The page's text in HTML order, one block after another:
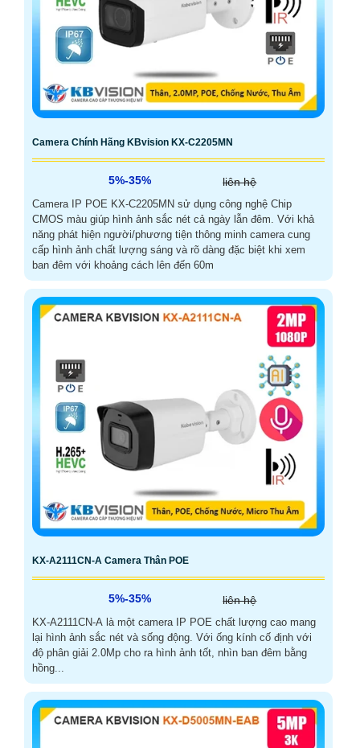
Camera Chính Hãng KBvision KX-C2205MN
5%-35% liên hệ
Camera IP POE KX-C2205MN sử dụng công nghệ Chip
CMOS màu giúp hình ảnh sắc nét cả ngày lẫn đêm. Với khả
năng phát hiện người/phương tiện thông minh camera cung
cấp hình ảnh chất lượng sáng và rõ dàng đặc biệt khi xem
ban đêm với khoảng cách lên đến 60m
KX-A2111CN-A Camera Thân POE
5%-35% liên hệ
KX-A2111CN-A là một camera IP POE chất lượng cao mang
lại hình ảnh sắc nét và sống động. Với ống kính cố định với
độ phân giải 2.0Mp cho ra hình ảnh tốt, nhìn ban đêm bằng
hồng...